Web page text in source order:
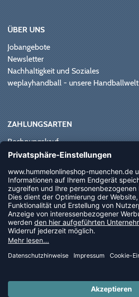
ÜBER UNS
Jobangebote
Newsletter
Nachhaltigkeit und Soziales
weplayhandball - unsere Handballwelt
ZAHLUNGSARTEN
Rechnungskauf
Paypal
Vorkasse
Sofortüberweisung
NEWSLETTER